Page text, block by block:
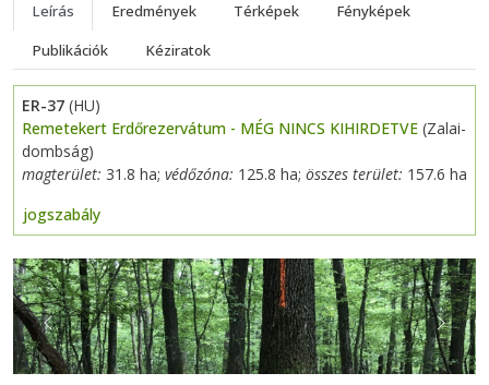
Leírás Eredmények Térképek
Fényképek
Publikációk
Kéziratok
ER-37 (HU)
Remetekert Erdőrezervátum - MÉG NINCS KIHIRDETVE (Zalai-
dombság)
magterület: 31.8 ha; védőzóna: 125.8 ha; összes terület: 157.6 ha
jogszabály
Previous Next